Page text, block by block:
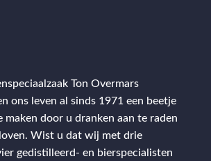
Ton Overmars
ons leven al sinds 1971 een beetje
maken door u dranken aan te raden
Wist u dat wij met drie
gedistilleerd- en bierspecialisten